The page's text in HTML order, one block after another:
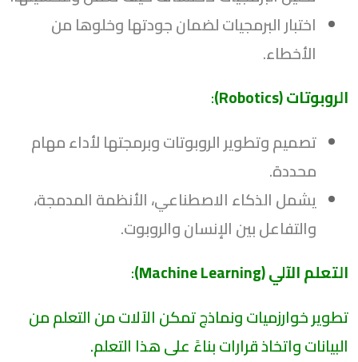
اختبار البرمجيات لضمان جودتها وخلوها من
الأخطاء.
الروبوتات (Robotics)
:
تصميم وتطوير الروبوتات وبرمجتها لأداء مهام
محددة.
يشمل الذكاء الاصطناعي، الأنظمة المدمجة،
والتفاعل بين الإنسان والروبوت.
التعلم الآلي (Machine Learning)
:
تطوير خوارزميات ونماذج تمكن الآلات من التعلم من
البيانات واتخاذ قرارات بناءً على هذا التعلم.